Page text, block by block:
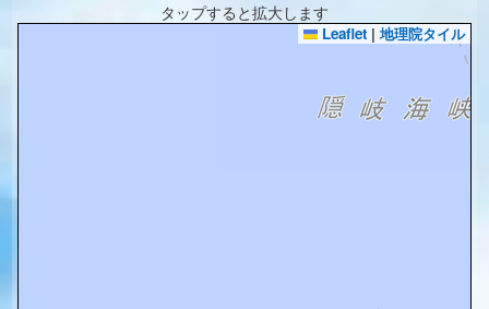
タップすると拡大します
Leaflet | 地理院タイル